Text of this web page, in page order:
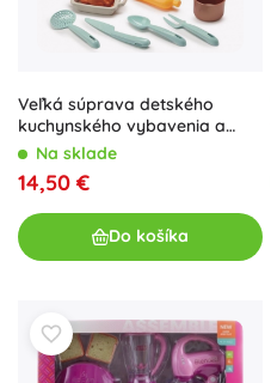
Veľká súprava detského
kuchynského vybavenia a
potravín
Na sklade
14,50 €
Do košíka